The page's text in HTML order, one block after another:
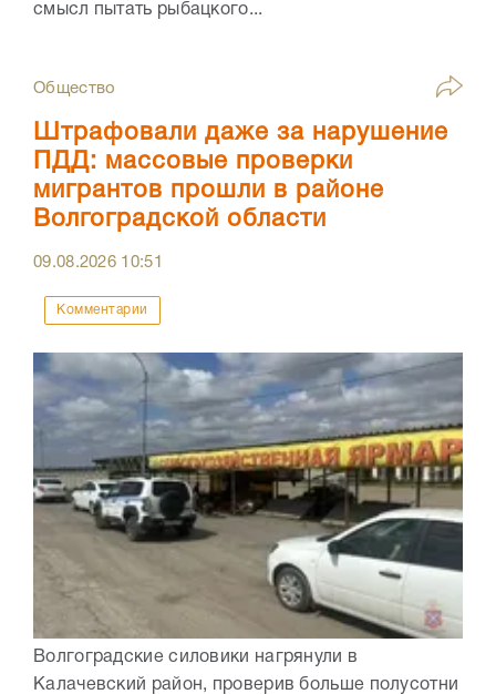
смысл пытать рыбацкого...
Общество
Штрафовали даже за нарушение
ПДД: массовые проверки
мигрантов прошли в районе
Волгоградской области
09.08.2026 10:51
Комментарии
Волгоградские силовики нагрянули в
Калачевский район, проверив больше полусотни